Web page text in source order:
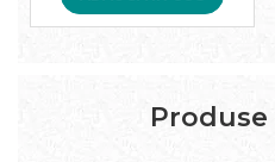
Superalimente bio